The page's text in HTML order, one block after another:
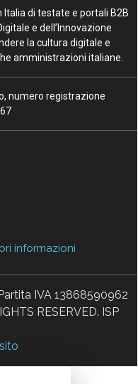
Italia di testate e portali B2B
e dell’Innovazione
la cultura digitale e
amministrazioni italiane.
numero registrazione
informazioni
IVA 13868590962
RESERVED. ISP